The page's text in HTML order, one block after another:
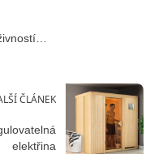
ČLÁNEK
elektřina